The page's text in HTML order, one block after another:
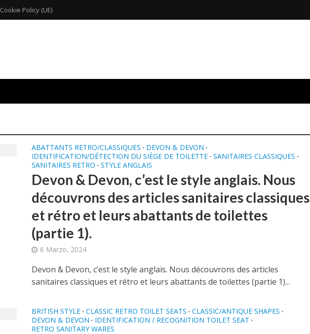
Cookie Policy (UE)
ABATTANTS RETRO/CLASSIQUES • DEVON & DEVON •
IDENTIFICATION/DÉTECTION DU SIÈGE DE TOILETTE • SANITAIRES CLASSIQUES •
SANITAIRES RETRO • STYLE ANGLAIS
Devon & Devon, c’est le style anglais. Nous
découvrons des articles sanitaires classiques
et rétro et leurs abattants de toilettes
(partie 1).
6 Marzo, 2024
Devon & Devon, c’est le style anglais. Nous découvrons des articles
sanitaires classiques et rétro et leurs abattants de toilettes (partie 1)...
BRITISH STYLE • CLASSIC RETRO TOILET SEATS • CLASSIC/ANTIQUE SHAPES •
DEVON & DEVON • IDENTIFICATION / RECOGNITION TOILET SEAT •
RETRO SANITARY WARES